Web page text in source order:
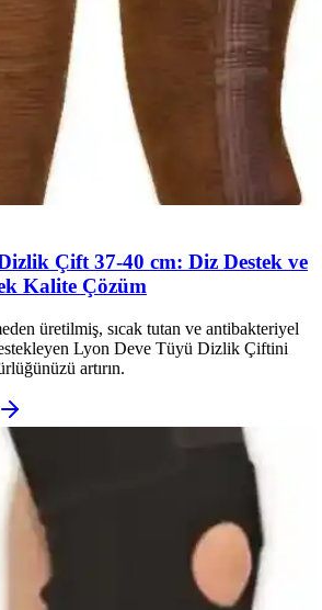
Çift 37-40 cm: Diz Destek ve
Kalite Çözüm
üretilmiş, sıcak tutan ve antibakteriyel
Lyon Deve Tüyü Dizlik Çiftini
artırın.